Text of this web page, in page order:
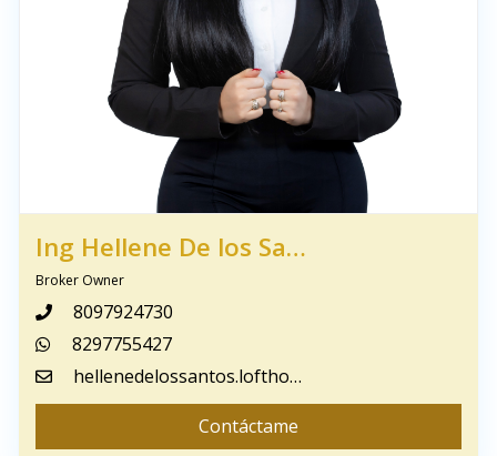
Ing Hellene De los Santos De Lantigua
Broker Owner
8097924730
8297755427
hellenedelossantos.lofthomerd@gmail.com
Contáctame